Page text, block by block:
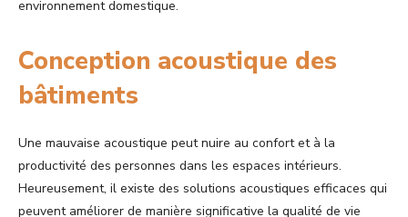
environnement domestique.
Conception acoustique des
bâtiments
Une mauvaise acoustique peut nuire au confort et à la
productivité des personnes dans les espaces intérieurs.
Heureusement, il existe des solutions acoustiques efficaces qui
peuvent améliorer de manière significative la qualité de vie